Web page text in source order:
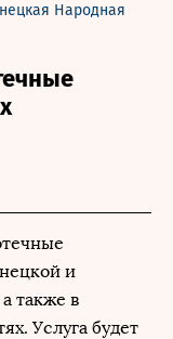
Народная
и
также в
Услуга будет